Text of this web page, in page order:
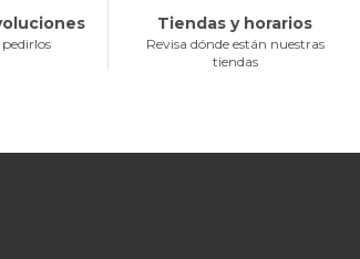
Tiendas y horarios
Revisa dónde están nuestras
tiendas